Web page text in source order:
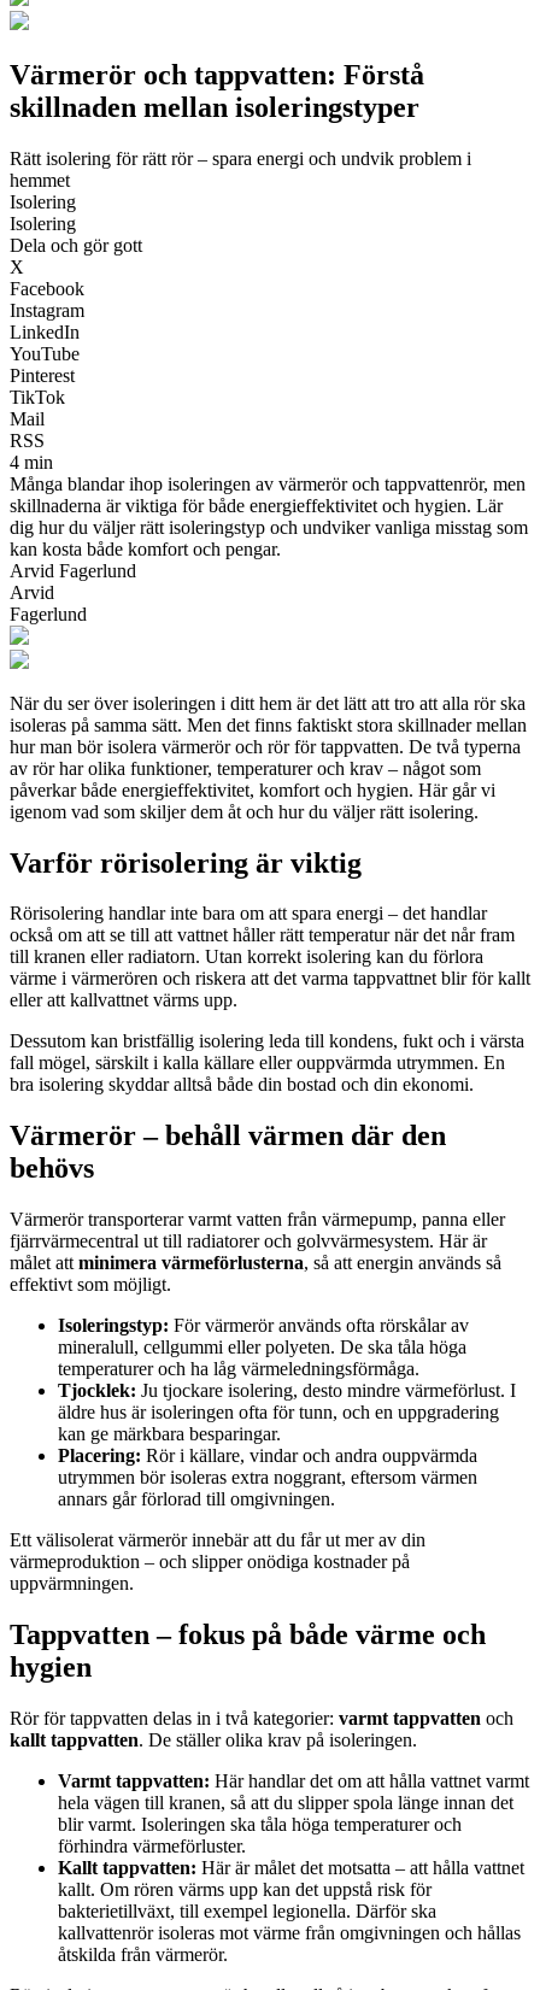
Värmerör och tappvatten: Förstå
skillnaden mellan isoleringstyper
Rätt isolering för rätt rör – spara energi och undvik problem i
hemmet
Isolering
Isolering
Dela och gör gott
X
Facebook
Instagram
LinkedIn
YouTube
Pinterest
TikTok
Mail
RSS
4 min
Många blandar ihop isoleringen av värmerör och tappvattenrör, men
skillnaderna är viktiga för både energieffektivitet och hygien. Lär
dig hur du väljer rätt isoleringstyp och undviker vanliga misstag som
kan kosta både komfort och pengar.
Arvid Fagerlund
Arvid
Fagerlund
När du ser över isoleringen i ditt hem är det lätt att tro att alla rör ska
isoleras på samma sätt. Men det finns faktiskt stora skillnader mellan
hur man bör isolera värmerör och rör för tappvatten. De två typerna
av rör har olika funktioner, temperaturer och krav – något som
påverkar både energieffektivitet, komfort och hygien. Här går vi
igenom vad som skiljer dem åt och hur du väljer rätt isolering.
Varför rörisolering är viktig
Rörisolering handlar inte bara om att spara energi – det handlar
också om att se till att vattnet håller rätt temperatur när det når fram
till kranen eller radiatorn. Utan korrekt isolering kan du förlora
värme i värmerören och riskera att det varma tappvattnet blir för kallt
eller att kallvattnet värms upp.
Dessutom kan bristfällig isolering leda till kondens, fukt och i värsta
fall mögel, särskilt i kalla källare eller ouppvärmda utrymmen. En
bra isolering skyddar alltså både din bostad och din ekonomi.
Värmerör – behåll värmen där den
behövs
Värmerör transporterar varmt vatten från värmepump, panna eller
fjärrvärmecentral ut till radiatorer och golvvärmesystem. Här är
målet att minimera värmeförlusterna, så att energin används så
effektivt som möjligt.
Isoleringstyp: För värmerör används ofta rörskålar av
mineralull, cellgummi eller polyeten. De ska tåla höga
temperaturer och ha låg värmeledningsförmåga.
Tjocklek: Ju tjockare isolering, desto mindre värmeförlust. I
äldre hus är isoleringen ofta för tunn, och en uppgradering
kan ge märkbara besparingar.
Placering: Rör i källare, vindar och andra ouppvärmda
utrymmen bör isoleras extra noggrant, eftersom värmen
annars går förlorad till omgivningen.
Ett välisolerat värmerör innebär att du får ut mer av din
värmeproduktion – och slipper onödiga kostnader på
uppvärmningen.
Tappvatten – fokus på både värme och
hygien
Rör för tappvatten delas in i två kategorier: varmt tappvatten och
kallt tappvatten. De ställer olika krav på isoleringen.
Varmt tappvatten: Här handlar det om att hålla vattnet varmt
hela vägen till kranen, så att du slipper spola länge innan det
blir varmt. Isoleringen ska tåla höga temperaturer och
förhindra värmeförluster.
Kallt tappvatten: Här är målet det motsatta – att hålla vattnet
kallt. Om rören värms upp kan det uppstå risk för
bakterietillväxt, till exempel legionella. Därför ska
kallvattenrör isoleras mot värme från omgivningen och hållas
åtskilda från värmerör.